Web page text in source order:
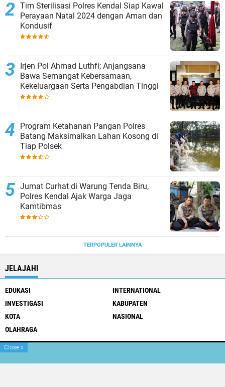
Tim Sterilisasi Polres Kendal Siap Kawal
Perayaan Natal 2024 dengan Aman dan
Kondusif
Irjen Pol Ahmad Luthfi; Anjangsana
Bawa Semangat Kebersamaan,
Kekeluargaan Serta Pengabdian Tinggi
Program Ketahanan Pangan Polres
Batang Maksimalkan Lahan Kosong di
Tiap Polsek
Jumat Curhat di Warung Tenda Biru,
Polres Kendal Ajak Warga Jaga
Kamtibmas
TERPOPULER LAINNYA
JELAJAHI
EDUKASI
INTERNATIONAL
INVESTIGASI
KABUPATEN
KOTA
NASIONAL
OLAHRAGA
Pedoman Media Siber Tentang Kami
Box Redaksi
Close x